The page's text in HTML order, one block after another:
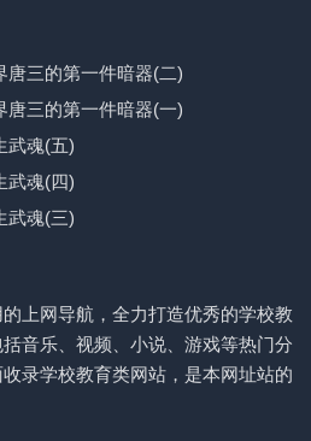
唐三的第一件暗器(二)
唐三的第一件暗器(一)
武魂(五)
武魂(四)
武魂(三)
上网导航，全力打造优秀的学校教
音乐、视频、小说、游戏等热门分
录学校教育类网站，是本网址站的